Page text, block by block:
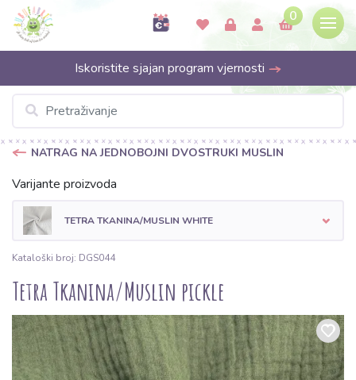
0
Iskoristite sjajan program vjernosti
NATRAG NA JEDNOBOJNI DVOSTRUKI MUSLIN
Varijante proizvoda
TETRA TKANINA/MUSLIN WHITE
Kataloški broj: DGS044
Tetra Tkanina/Muslin pickle